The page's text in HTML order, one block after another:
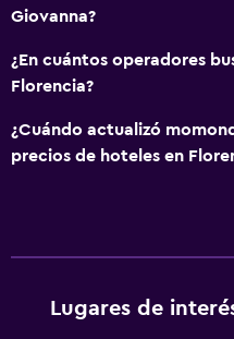
Giovanna?
¿En cuántos operadores
Florencia?
¿Cuándo actualizó
precios de hoteles en
Lugares de